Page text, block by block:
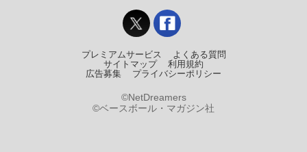
プレミアムサービス
よくある質問
サイトマップ
利用規約
広告募集
プライバシーポリシー
©NetDreamers
©ベースボール・マガジン社